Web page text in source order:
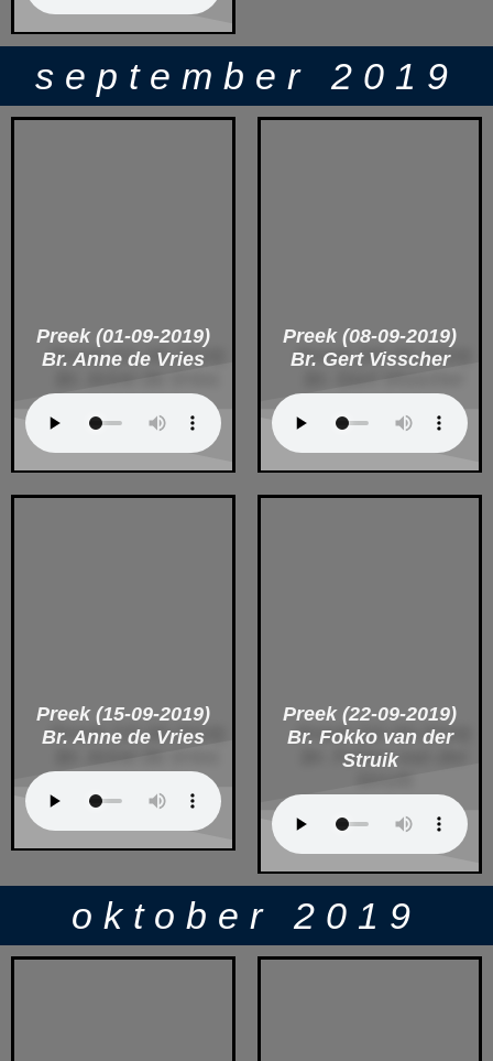
september 2019
Preek (01-09-2019)
Br. Anne de Vries
Preek (08-09-2019)
Br. Gert Visscher
Preek (15-09-2019)
Br. Anne de Vries
Preek (22-09-2019)
Br. Fokko van der
Struik
oktober 2019